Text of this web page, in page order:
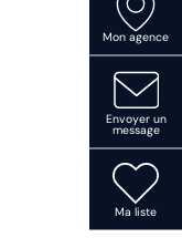
Mon agence
Envoyer un
message
Ma liste